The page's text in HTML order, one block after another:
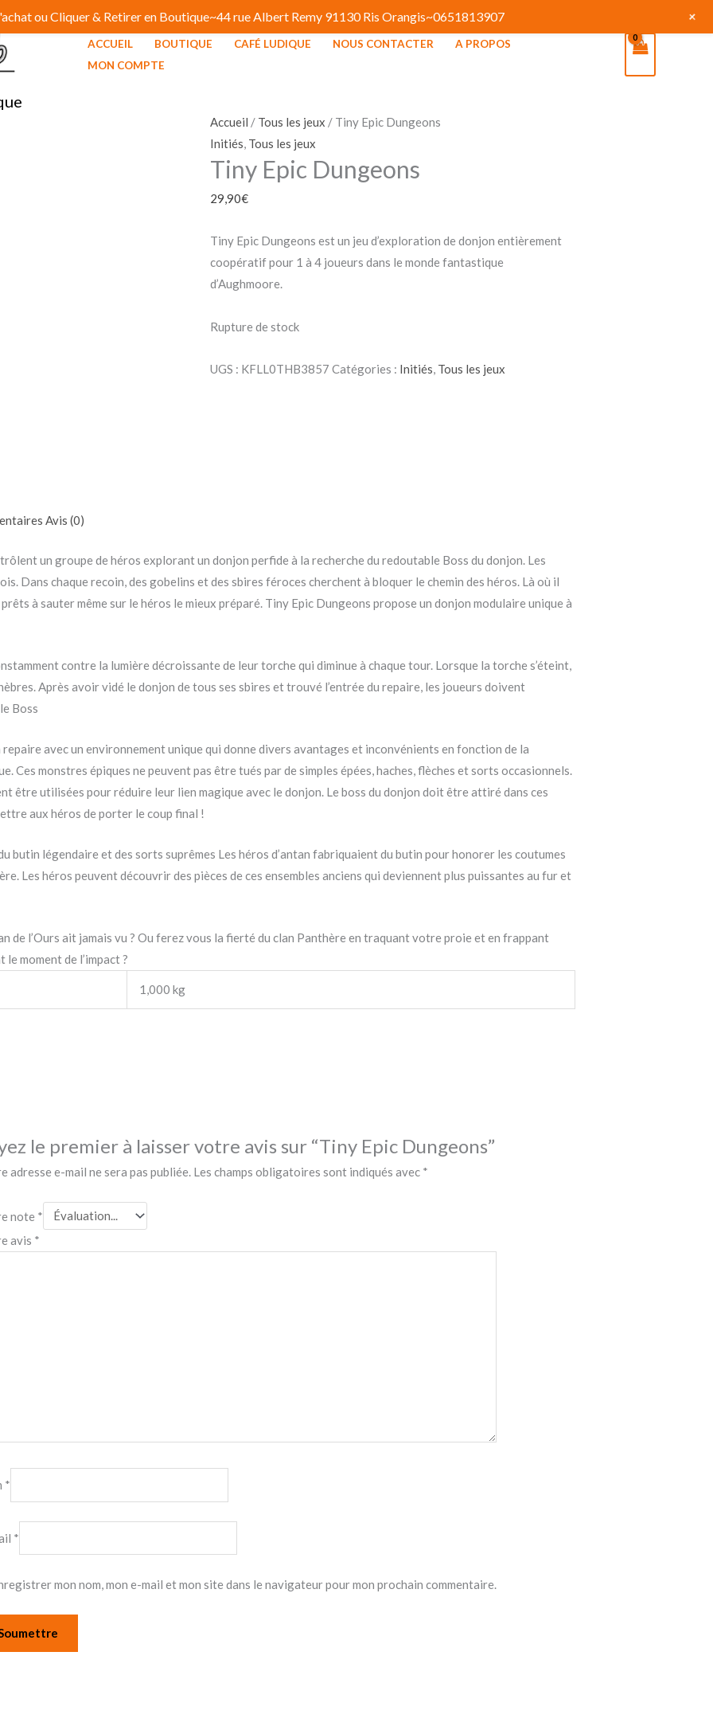
ACCUEIL BOUTIQUE CAFÉ LUDIQUE NOUS CONTACTER
A PROPOS
MON COMPTE
Accueil / Tous les jeux / Tiny Epic Dungeons
Initiés, Tous les jeux
Tiny Epic Dungeons
29,90€
Tiny Epic Dungeons est un jeu d’exploration de donjon entièrement
coopératif pour 1 à 4 joueurs dans le monde fantastique
d’Aughmoore.
Rupture de stock
UGS : KFLL0THB3857 Catégories : Initiés, Tous les jeux
Avis (0)
un groupe de héros explorant un donjon perfide à la recherche du redoutable Boss du donjon. Les
Dans chaque recoin, des gobelins et des sbires féroces cherchent à bloquer le chemin des héros. Là où il
prêts à sauter même sur le héros le mieux préparé. Tiny Epic Dungeons propose un donjon modulaire unique à
contre la lumière décroissante de leur torche qui diminue à chaque tour. Lorsque la torche s’éteint,
Après avoir vidé le donjon de tous ses sbires et trouvé l’entrée du repaire, les joueurs doivent
Boss
repaire avec un environnement unique qui donne divers avantages et inconvénients en fonction de la
Ces monstres épiques ne peuvent pas être tués par de simples épées, haches, flèches et sorts occasionnels.
être utilisées pour réduire leur lien magique avec le donjon. Le boss du donjon doit être attiré dans ces
aux héros de porter le coup final !
butin légendaire et des sorts suprêmes Les héros d’antan fabriquaient du butin pour honorer les coutumes
Les héros peuvent découvrir des pièces de ces ensembles anciens qui deviennent plus puissantes au fur et
de l’Ours ait jamais vu ? Ou ferez vous la fierté du clan Panthère en traquant votre proie et en frappant
moment de l’impact ?
1,000 kg
le premier à laisser votre avis sur “Tiny Epic Dungeons”
adresse e-mail ne sera pas publiée. Les champs obligatoires sont indiqués avec *
note *
avis *
*
*
mon nom, mon e-mail et mon site dans le navigateur pour mon prochain commentaire.
ou Cliquer & Retirer en Boutique~44 rue Albert Remy 91130 Ris Orangis~0651813907 +